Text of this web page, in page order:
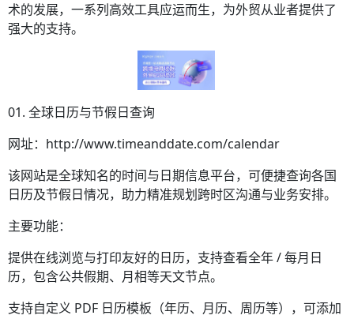
术的发展，一系列高效工具应运而生，为外贸从业者提供了
强大的支持。
01. 全球日历与节假日查询
网址：http://www.timeanddate.com/calendar
该网站是全球知名的时间与日期信息平台，可便捷查询各国
日历及节假日情况，助力精准规划跨时区沟通与业务安排。
主要功能：
提供在线浏览与打印友好的日历，支持查看全年 / 每月日
历，包含公共假期、月相等天文节点。
支持自定义 PDF 日历模板（年历、月历、周历等），可添加